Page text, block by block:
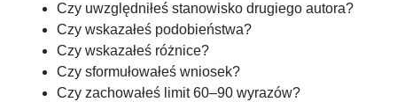
Czy uwzględniłeś stanowisko drugiego autora?
Czy wskazałeś podobieństwa?
Czy wskazałeś różnice?
Czy sformułowałeś wniosek?
Czy zachowałeś limit 60–90 wyrazów?